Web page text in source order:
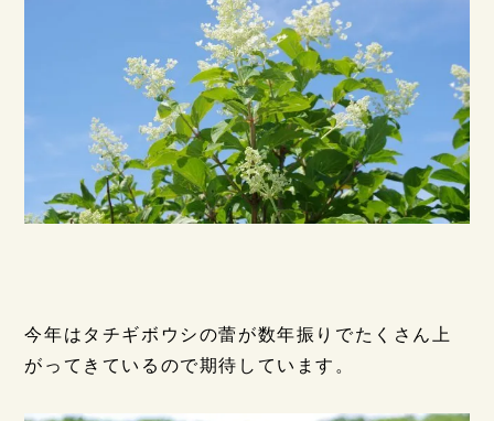
今年はタチギボウシの蕾が数年振りでたくさん上
がってきているので期待しています。